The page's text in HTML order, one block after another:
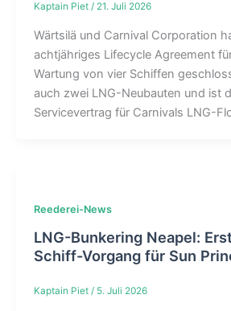
Kaptain Piet / 21. Juli 2026
Wärtsilä und Carnival Corporation
achtjähriges Lifecycle Agreement
Wartung von vier Schiffen
auch zwei LNG-Neubauten und ist
Servicevertrag für Carnivals LNG-
Reederei-News
LNG-Bunkering Neapel:
Schiff-Vorgang für Sun
Kaptain Piet / 5. Juli 2026